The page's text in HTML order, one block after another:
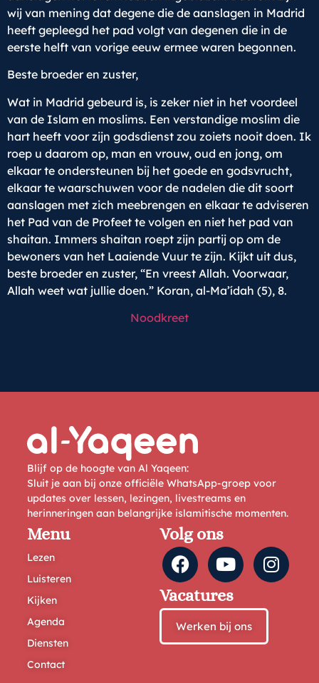
wij van mening dat degene die de aanslagen in Madrid
heeft gepleegd het pad volgt van degenen die in de
eerste helft van vorige eeuw ermee waren begonnen.
Beste broeder en zuster,
Wat in Madrid gebeurd is, is zeker niet in het voordeel
van de Islam en moslims. Een verstandige moslim die
hart heeft voor zijn godsdienst zou zoiets nooit doen. Ik
roep u daarom op, man en vrouw, oud en jong, om
elkaar te ondersteunen bij het goede en godsvrucht,
elkaar te waarschuwen voor de nadelen die dit soort
aanslagen met zich meebrengen en elkaar te adviseren
het Pad van de Profeet te volgen en niet het pad van
shaitan. Immers shaitan roept zijn partij op om de
bewoners van het Laaiende Vuur te zijn. Kijkt uit dus,
beste broeder en zuster, “En vreest Allah. Voorwaar,
Allah weet wat jullie doen.” Koran, al-Ma’ídah (5), 8.
Noodkreet
Blijf op de hoogte van Al Yaqeen:
Sluit je aan bij onze officiële WhatsApp-groep voor
updates over lessen, lezingen, livestreams en
herinneringen aan belangrijke islamitische momenten.
Menu
Lezen
Luisteren
Kijken
Agenda
Diensten
Contact
Volg ons
Vacatures
Werken bij ons